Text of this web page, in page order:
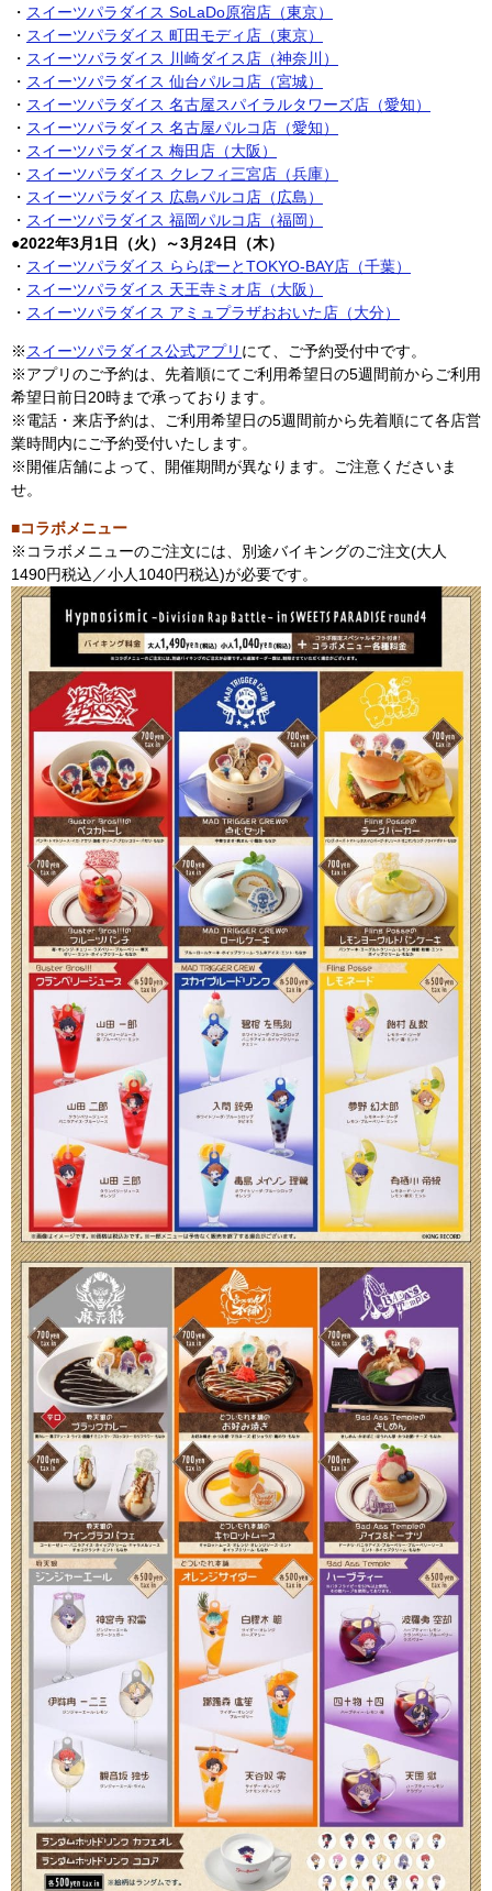
・ スイーツパラダイス SoLaDo原宿店（東京）
・ スイーツパラダイス 町田モディ店（東京）
・ スイーツパラダイス 川崎ダイス店（神奈川）
・ スイーツパラダイス 仙台パルコ店（宮城）
・ スイーツパラダイス 名古屋スパイラルタワーズ店（愛知）
・ スイーツパラダイス 名古屋パルコ店（愛知）
・ スイーツパラダイス 梅田店（大阪）
・ スイーツパラダイス クレフィ三宮店（兵庫）
・ スイーツパラダイス 広島パルコ店（広島）
・ スイーツパラダイス 福岡パルコ店（福岡）
●2022年3月1日（火）～3月24日（木）
・ スイーツパラダイス ららぽーとTOKYO-BAY店（千葉）
・ スイーツパラダイス 天王寺ミオ店（大阪）
・ スイーツパラダイス アミュプラザおおいた店（大分）
※スイーツパラダイス公式アプリ にて、ご予約受付中です。
※アプリのご予約は、先着順にてご利用希望日の5週間前からご利用
希望日前日20時まで承っております。
※電話・来店予約は、ご利用希望日の5週間前から先着順にて各店営
業時間内にご予約受付いたします。
※開催店舗によって、開催期間が異なります。ご注意くださいま
せ。
■コラボメニュー
※コラボメニューのご注文には、別途バイキングのご注文(大人
1490円税込／小人1040円税込)が必要です。